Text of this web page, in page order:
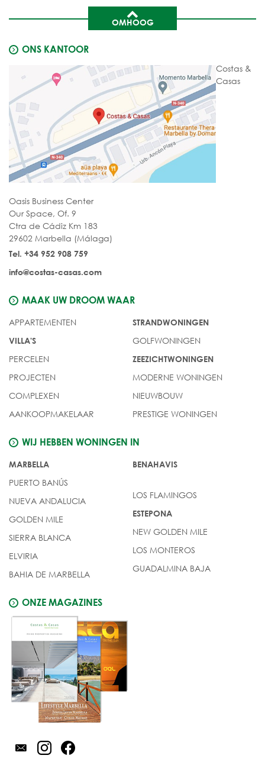
OMHOOG
ONS KANTOOR
Costas &
Casas
Oasis Business Center
Our Space, Of. 9
Ctra de Cádiz Km 183
29602 Marbella (Málaga)
Tel. +34 952 908 759
info@costas-casas.com
MAAK UW DROOM WAAR
APPARTEMENTEN
VILLA'S
PERCELEN
PROJECTEN
COMPLEXEN
AANKOOPMAKELAAR
STRANDWONINGEN
GOLFWONINGEN
ZEEZICHTWONINGEN
MODERNE WONINGEN
NIEUWBOUW
PRESTIGE WONINGEN
WIJ HEBBEN WONINGEN IN
MARBELLA
PUERTO BANÚS
NUEVA ANDALUCIA
GOLDEN MILE
SIERRA BLANCA
ELVIRIA
BAHIA DE MARBELLA
BENAHAVIS
LOS FLAMINGOS
ESTEPONA
NEW GOLDEN MILE
LOS MONTEROS
GUADALMINA BAJA
ONZE MAGAZINES